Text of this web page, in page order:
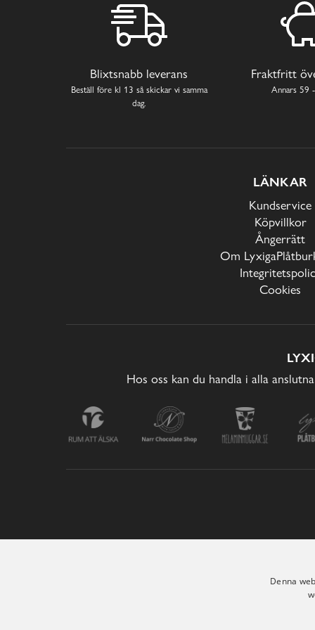
Blixtsnabb leverans
Beställ före kl 13 så skickar vi samma
dag.
Fraktfritt
Annars 59
LÄNKAR
Kundservice
Köpvillkor
Ångerrätt
Om
Cookies
Hos oss kan du handla i alla
Denna